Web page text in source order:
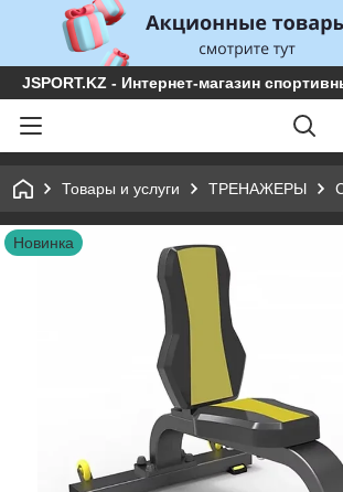
JSPORT.KZ - Интернет-магазин
Товары и услуги ТРЕНАЖЕРЫ
Новинка